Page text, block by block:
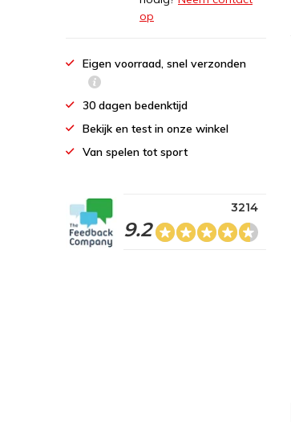
op
Eigen voorraad, snel verzonden
30 dagen bedenktijd
Bekijk en test in onze winkel
Van spelen tot sport
9.2
3214